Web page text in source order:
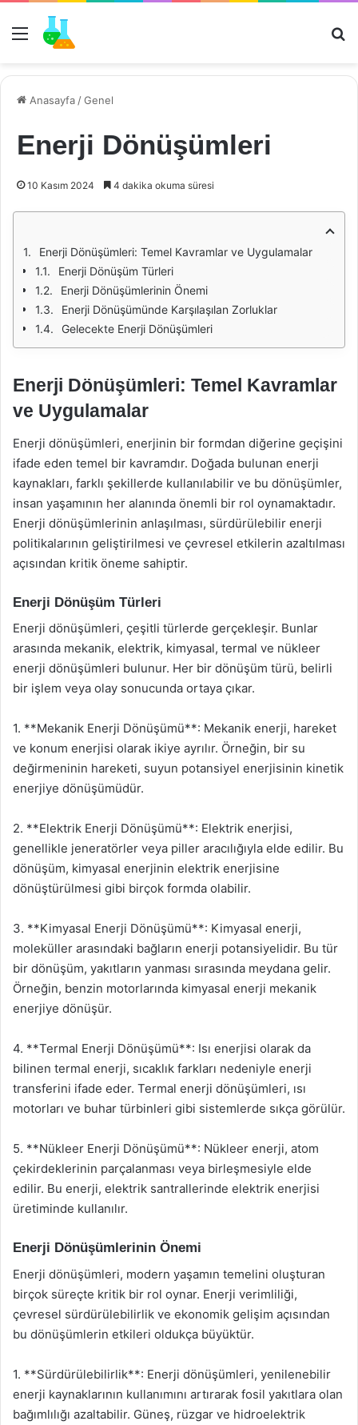
Menü
Anasayfa /Genel
Enerji Dönüşümleri
10 Kasım 2024 4 dakika okuma süresi
Enerji Dönüşümleri: Temel Kavramlar ve Uygulamalar
Enerji Dönüşüm Türleri
Enerji Dönüşümlerinin Önemi
Enerji Dönüşümünde Karşılaşılan Zorluklar
Gelecekte Enerji Dönüşümleri
Enerji Dönüşümleri: Temel Kavramlar
ve Uygulamalar
Enerji dönüşümleri, enerjinin bir formdan diğerine geçişini
ifade eden temel bir kavramdır. Doğada bulunan enerji
kaynakları, farklı şekillerde kullanılabilir ve bu dönüşümler,
insan yaşamının her alanında önemli bir rol oynamaktadır.
Enerji dönüşümlerinin anlaşılması, sürdürülebilir enerji
politikalarının geliştirilmesi ve çevresel etkilerin azaltılması
açısından kritik öneme sahiptir.
Enerji Dönüşüm Türleri
Enerji dönüşümleri, çeşitli türlerde gerçekleşir. Bunlar
arasında mekanik, elektrik, kimyasal, termal ve nükleer
enerji dönüşümleri bulunur. Her bir dönüşüm türü, belirli
bir işlem veya olay sonucunda ortaya çıkar.
1. **Mekanik Enerji Dönüşümü**: Mekanik enerji, hareket
ve konum enerjisi olarak ikiye ayrılır. Örneğin, bir su
değirmeninin hareketi, suyun potansiyel enerjisinin kinetik
enerjiye dönüşümüdür.
2. **Elektrik Enerji Dönüşümü**: Elektrik enerjisi,
genellikle jeneratörler veya piller aracılığıyla elde edilir. Bu
dönüşüm, kimyasal enerjinin elektrik enerjisine
dönüştürülmesi gibi birçok formda olabilir.
3. **Kimyasal Enerji Dönüşümü**: Kimyasal enerji,
moleküller arasındaki bağların enerji potansiyelidir. Bu tür
bir dönüşüm, yakıtların yanması sırasında meydana gelir.
Örneğin, benzin motorlarında kimyasal enerji mekanik
enerjiye dönüşür.
4. **Termal Enerji Dönüşümü**: Isı enerjisi olarak da
bilinen termal enerji, sıcaklık farkları nedeniyle enerji
transferini ifade eder. Termal enerji dönüşümleri, ısı
motorları ve buhar türbinleri gibi sistemlerde sıkça görülür.
5. **Nükleer Enerji Dönüşümü**: Nükleer enerji, atom
çekirdeklerinin parçalanması veya birleşmesiyle elde
edilir. Bu enerji, elektrik santrallerinde elektrik enerjisi
üretiminde kullanılır.
Enerji Dönüşümlerinin Önemi
Enerji dönüşümleri, modern yaşamın temelini oluşturan
birçok süreçte kritik bir rol oynar. Enerji verimliliği,
çevresel sürdürülebilirlik ve ekonomik gelişim açısından
bu dönüşümlerin etkileri oldukça büyüktür.
1. **Sürdürülebilirlik**: Enerji dönüşümleri, yenilenebilir
enerji kaynaklarının kullanımını artırarak fosil yakıtlara olan
bağımlılığı azaltabilir. Güneş, rüzgar ve hidroelektrik